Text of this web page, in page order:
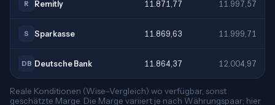
R Remitly 11.871,77 11.997,57
S Sparkasse 11.869,63 11.999,71
DB Deutsche Bank 11.864,37 12.004,97
Reale Konditionen (Wise-Vergleich) wo verfügbar, sonst
geschätzte Marge. Die Marge variiert je nach Währungspaar; hier